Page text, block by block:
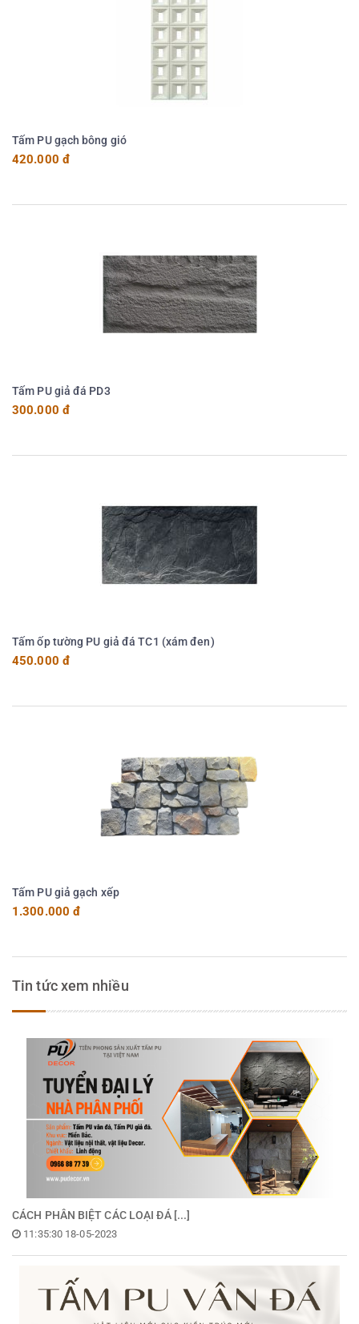
Tấm PU gạch bông gió
420.000 đ
Tấm PU giả đá PD3
300.000 đ
Tấm ốp tường PU giả đá TC1 (xám đen)
450.000 đ
Tấm PU giả gạch xếp
1.300.000 đ
Tin tức xem nhiều
CÁCH PHÂN BIỆT CÁC LOẠI ĐÁ [...]
11:35:30 18-05-2023